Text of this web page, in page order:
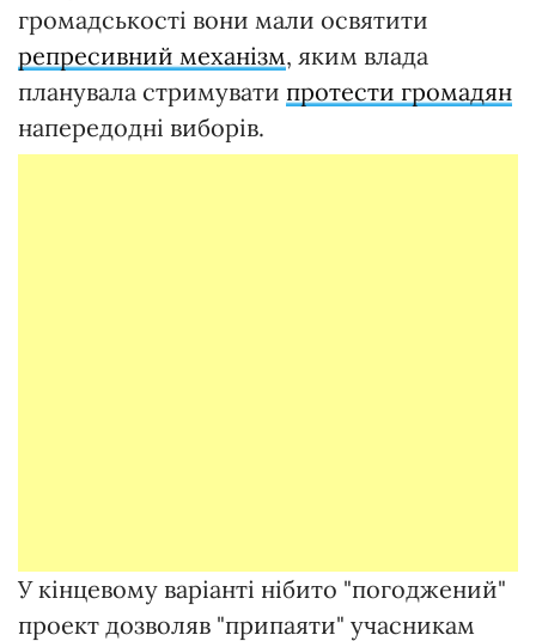
громадськості вони мали освятити
репресивний механізм, яким влада
планувала стримувати протести громадян
напередодні виборів.
У кінцевому варіанті нібито "погоджений"
проект дозволяв "припаяти" учасникам